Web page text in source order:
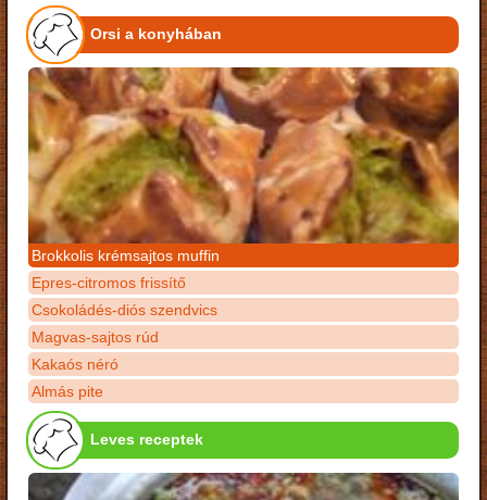
Orsi a konyhában
Brokkolis krémsajtos muffin
Epres-citromos frissítő
Csokoládés-diós szendvics
Magvas-sajtos rúd
Kakaós néró
Almás pite
Leves receptek